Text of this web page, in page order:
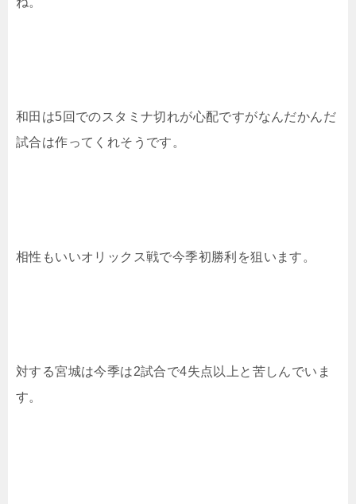
和田は5回でのスタミナ切れが心配ですがなんだかんだ
試合は作ってくれそうです。
相性もいいオリックス戦で今季初勝利を狙います。
対する宮城は今季は2試合で4失点以上と苦しんでいま
す。